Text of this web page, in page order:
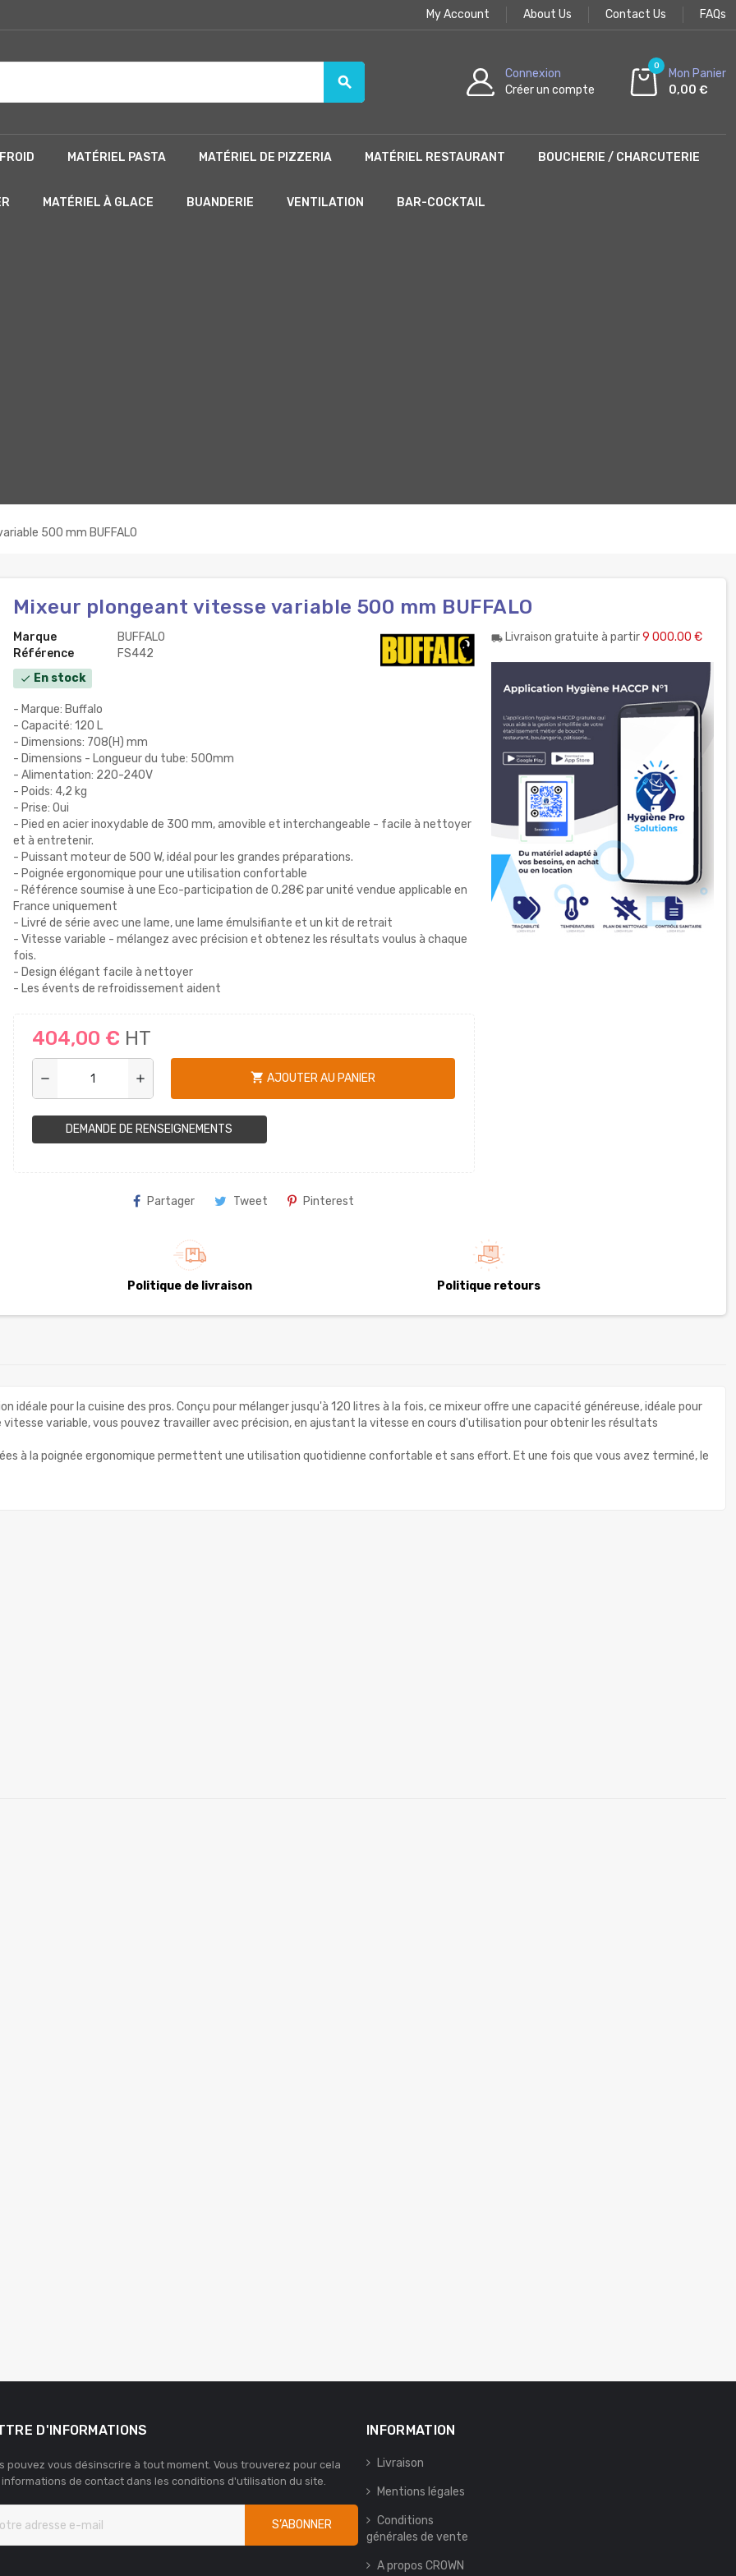
My Account About Us Contact Us FAQs
search
Connexion
Créer un compte
0
Mon Panier
0,00 €
FROID MATÉRIEL PASTA MATÉRIEL DE PIZZERIA MATÉRIEL RESTAURANT BOUCHERIE / CHARCUTERIE
MATÉRIEL À GLACE BUANDERIE VENTILATION BAR-COCKTAIL
500 mm BUFFALO
Mixeur plongeant vitesse variable 500 mm BUFFALO
Marque
BUFFALO
Référence
FS442
check En stock
- Marque: Buffalo
- Capacité: 120 L
- Dimensions: 708(H) mm
- Dimensions - Longueur du tube: 500mm
- Alimentation: 220-240V
- Poids: 4,2 kg
- Prise: Oui
- Pied en acier inoxydable de 300 mm, amovible et interchangeable - facile à nettoyer
et à entretenir.
- Puissant moteur de 500 W, idéal pour les grandes préparations.
- Poignée ergonomique pour une utilisation confortable
- Référence soumise à une Eco-participation de 0.28€ par unité vendue applicable en
France uniquement
- Livré de série avec une lame, une lame émulsifiante et un kit de retrait
- Vitesse variable - mélangez avec précision et obtenez les résultats voulus à chaque
fois.
- Design élégant facile à nettoyer
- Les évents de refroidissement aident
404,00 € HT
remove add shopping_cart AJOUTER AU PANIER
DEMANDE DE RENSEIGNEMENTS
Partager Tweet Pinterest
local_shippingLivraison gratuite à partir9 000.00 €
Politique de livraison Politique retours
idéale pour la cuisine des pros. Conçu pour mélanger jusqu'à 120 litres à la fois, ce mixeur offre une capacité généreuse, idéale pour
variable, vous pouvez travailler avec précision, en ajustant la vitesse en cours d'utilisation pour obtenir les résultats
à la poignée ergonomique permettent une utilisation quotidienne confortable et sans effort. Et une fois que vous avez terminé, le
D'INFORMATIONS
pouvez vous désinscrire à tout moment. Vous trouverez pour cela
informations de contact dans les conditions d'utilisation du site.
S’ABONNER
INFORMATION
Livraison
Mentions légales
Conditions
générales de vente
A propos CROWN